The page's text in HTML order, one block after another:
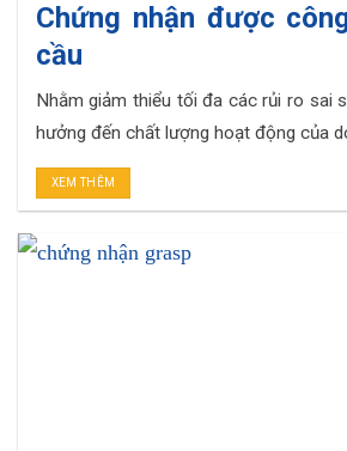
Chứng nhận được
cầu
Nhằm giảm thiểu tối đa các rủi ro sai
hưởng đến chất lượng hoạt động của
nay ISO 27001 chính là giải pháp cho
việc đưa ra các yêu cầu nghiêm ngặt
XEM THÊM